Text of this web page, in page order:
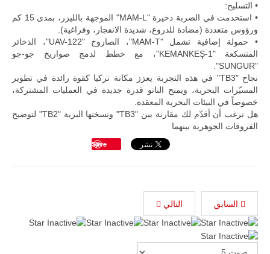
من 30 دولة
بمدينة سرت
الليبية.
في خطوة
تُوصف بأنها
جديد لإمكانية
تقريب
المؤسستين
العسكريتين في
وغربها، وسط
حضور دولي
للمزيد
• التسليح:
• استخدمت في الضربة ذخيرة "MAM-L" الموجهة بالليزر، بمدى 15 كم
ورؤوس متعددة (مضادة للدروع، شديدة الانفجار، وفراغية).
• حمولة إضافية تشمل "MAM-T"، الصاروخ "UAV-122"، الذخائر
المتسكعة "KEMANKEŞ-1"، مع خطط لدمج صواريخ جو-جو
"SUNGUR".
نجاح "TB3" في هذه التجربة يعزز مكانة تركيا كقوة رائدة في تطوير
المسيّرات البحرية، ويمنح الناتو قدرة جديدة في العمليات المشتركة،
خصوصاً في البيئات البحرية المعقدة.
هل ترغب أن أقدّم لك مقارنة بين "TB3" ونسختها البرية "TB2" لتوضيح
الفروقات الجوهرية بينهما
Save
السابق التالي